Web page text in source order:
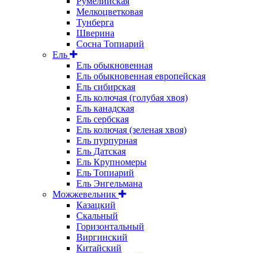
Мелкоцветковая
Тунберга
Шверина
Сосна Топиарий
Ель
Ель обыкновенная
Ель обыкновенная европейская
Ель сибирская
Ель колючая (голубая хвоя)
Ель канадская
Ель сербская
Ель колючая (зеленая хвоя)
Ель пурпурная
Ель Датская
Ель Крупномеры
Ель Топиарий
Ель Энгельмана
Можжевельник
Казацкий
Скальный
Горизонтальный
Виргинский
Китайский